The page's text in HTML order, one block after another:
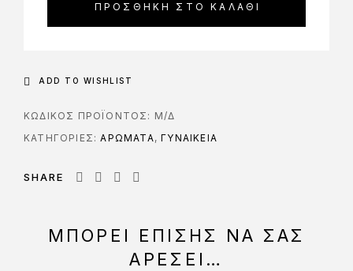
ΠΡΟΣΘΉΚΗ ΣΤΟ ΚΑΛΆΘΙ
ADD TO WISHLIST
ΚΩΔΙΚΌΣ ΠΡΟΪΌΝΤΟΣ: Μ/Δ
ΚΑΤΗΓΟΡΊΕΣ:ΑΡΩΜΑΤΑ,ΓΥΝΑΙΚΕΙΑ
SHARE
ΜΠΟΡΕΊ ΕΠΊΣΗΣ ΝΑ ΣΑΣ
ΑΡΈΣΕΙ…